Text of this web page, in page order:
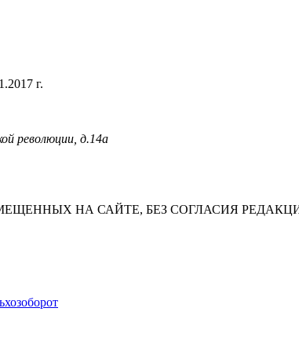
г.
революции, д.14а
НА САЙТЕ, БЕЗ СОГЛАСИЯ